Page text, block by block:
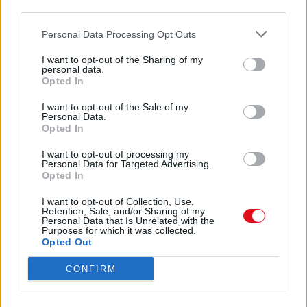
Personal Data Processing Opt Outs
I want to opt-out of the Sharing of my
personal data.
Opted In
I want to opt-out of the Sale of my
Personal Data.
Opted In
I want to opt-out of processing my
Personal Data for Targeted Advertising.
Opted In
I want to opt-out of Collection, Use,
Retention, Sale, and/or Sharing of my
Personal Data that Is Unrelated with the
Purposes for which it was collected.
Opted Out
CONFIRM
• Convertir els treballs temporals en fixos o
únic contracte indefinit, amb un salari no
com diu la Carta social europea, el salari ha
de correspondre's amb el 60%
En cas d’acomiadament, la indemnització serà
45
mensualitats
• En cas d'acomiadament improcedent, el
treballador serà qui decideixi sobre
la seva readmissió, tal com constava a
l'estatut dels treballadors abans de la
reforma laboral de l'any 94.
Descargar
Comparte el documento
Enlace a esta página
Enlace permanente
Utilice el enlace permanente a la página de descarga del